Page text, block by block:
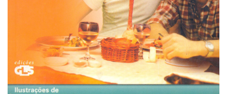
Comportamento
(418)
Comunicação
(232)
Corpo
e